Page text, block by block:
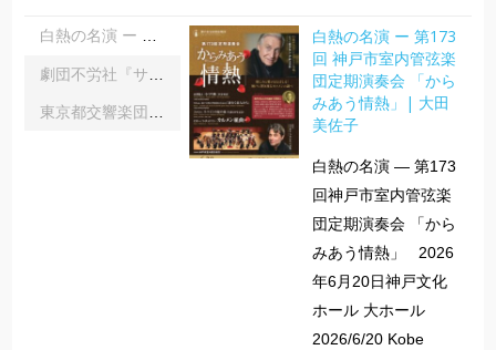
白熱の名演 ー 第173回 神戸市室内管弦楽団定期演奏会 「からみあう情熱」| 大田美佐子
白熱の名演 ー 第173
回 神戸市室内管弦楽
団定期演奏会 「から
みあう情熱」| 大田
美佐子
白熱の名演 ― 第173
回神戸市室内管弦楽
団定期演奏会 「から
みあう情熱」 2026
年6月20日神戸文化
ホール 大ホール
2026/6/20 Kobe